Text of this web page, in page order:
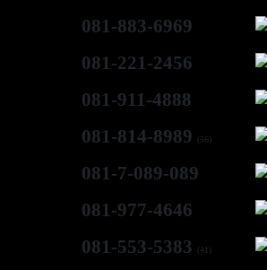
081-883-6969
081-221-2456
081-911-4888
081-814-8989 (56)
081-7-089-089
081-977-4646
081-553-5383 (41)